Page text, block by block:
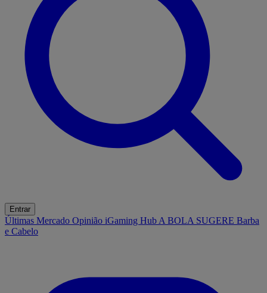
Entrar
Últimas Mercado Opinião iGaming Hub A BOLA SUGERE Barba
e Cabelo